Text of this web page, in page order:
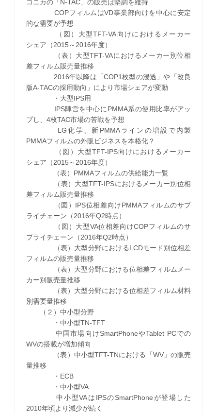
コニカの「N-TAC」の販売は堅調を維持
COPフィルムはVD事業部向けを中心に安定
的な需要が予想
（図）大型TFT-VA向けにおけるメーカー
シェア（2015～2016年度）
（表）大型TFT-VAにおけるメーカー別位相
差フィルム販売量推移
2016年以降は「COP1枚型の浸透」や「改良
版A-TACの採用動向」により市場シェアが変動
・大型IPS用
IPS陣営を中心にPMMA系の使用比率がアッ
プし、4枚TAC市場の苦戦を予想
LG化学、新PMMAラインの増設で内製
PMMAフィルムの外販ビジネスを本格化？
（図）大型TFT-IPS向けにおけるメーカー
シェア（2015～2016年度）
（表）PMMAフィルムの供給能力一覧
（表）大型TFT-IPSにおけるメーカー別位相
差フィルム販売量推移
（図）IPS位相差向けPMMAフィルムのサプ
ライチェーン（2016年Q2時点）
（図）大型VA位相差向けCOPフィルムのサ
プライチェーン（2016年Q2時点）
（表）大型分野におけるLCDモード別位相差
フィルムの販売量推移
（表）大型分野における位相差フィルムメー
カー別販売量推移
（表）大型分野における位相差フィルム材料
別需要量推移
（２）中小型分野
・中小型TN-TFT
中国市場向けSmartPhoneやTablet PCでの
WVの搭載が増加傾向
（表）中小型TFT-TNにおける「WV」の販売
量推移
・ECB
・中小型VA
中小型VAはIPSのSmartPhoneが登場した
2010年頃より減少が続く